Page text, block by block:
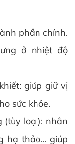
phần chính,
ở nhiệt độ
giúp giữ vị
sức khỏe.
loại): nhân
hạ thảo… giúp